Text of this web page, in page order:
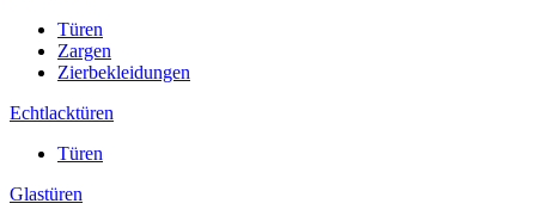
Türen
Zargen
Zierbekleidungen
Echtlacktüren
Türen
Glastüren